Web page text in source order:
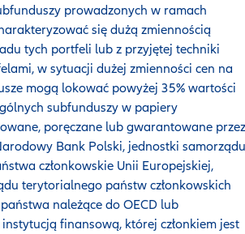
prowadzonych w ramach
się dużą zmiennością
tych portfeli lub z przyjętej techniki
w sytuacji dużej zmienności cen na
mogą lokować powyżej 35% wartości
subfunduszy w papiery
poręczane lub gwarantowane przez
Bank Polski, jednostki samorządu
członkowskie Unii Europejskiej,
terytorialnego państw członkowskich
należące do OECD lub
finansową, której członkiem jest